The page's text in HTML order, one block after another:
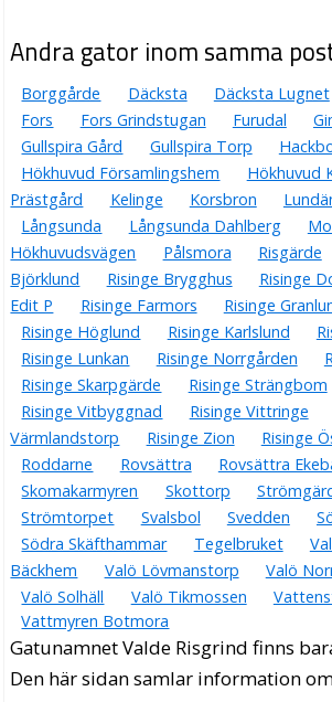
Andra gator inom samma
Borggårde Däcksta Däcksta Lugnet
Fors
Fors Grindstugan Furudal
Gullspira Gård
Gullspira Torp
Hökhuvud Församlingshem
Hökhuvud
Prästgård
Kelinge Korsbron
Långsunda
Långsunda Dahlberg
Hökhuvudsvägen
Pålsmora Risgärde
Björklund
Risinge Brygghus Risinge
Edit P
Risinge Farmors Risinge
Risinge Höglund
Risinge Karlslund
Risinge Lunkan
Risinge Norrgården
Risinge Skarpgärde
Risinge Strängbom
Risinge Vitbyggnad
Risinge Vittringe
Värmlandstorp
Risinge Zion
Risinge
Roddarne
Rovsättra Rovsättra
Skomakarmyren
Skottorp
Strömtorpet
Svalsbol Svedden
Södra Skäfthammar
Tegelbruket
Bäckhem
Valö Lövmanstorp Valö
Valö Solhäll
Valö Tikmossen
Vattmyren Botmora
Gatunamnet Valde Risgrind finns
Den här sidan samlar information